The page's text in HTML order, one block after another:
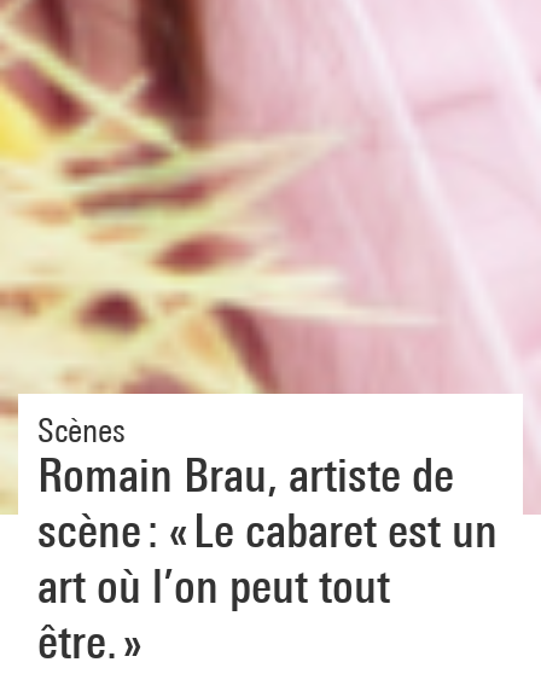
Scènes
Romain Brau, artiste de
scène : « Le cabaret est un
art où l’on peut tout
être. »